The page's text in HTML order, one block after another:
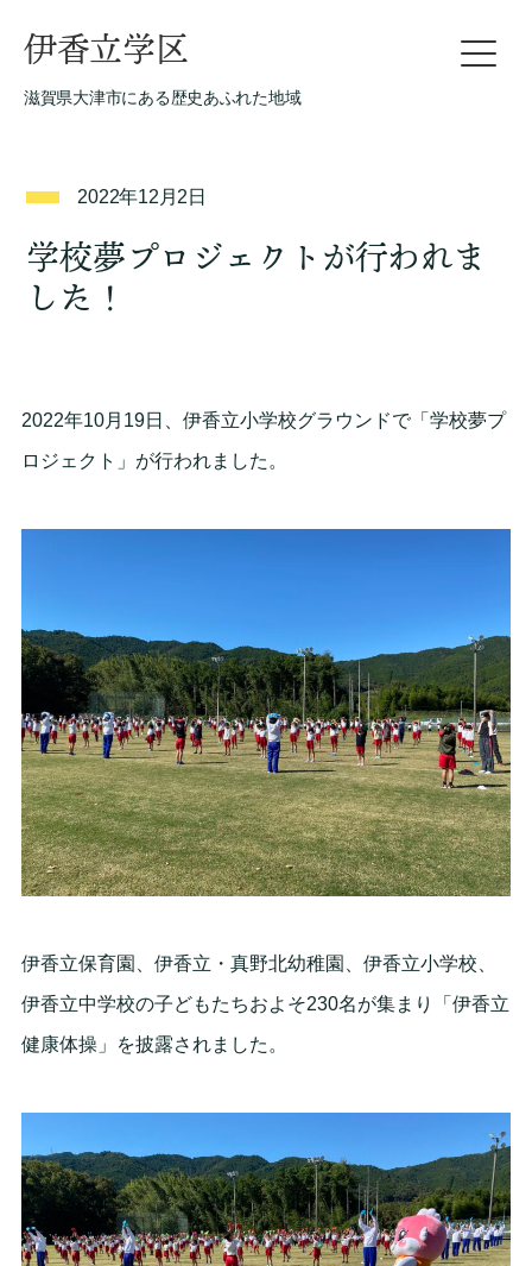
伊香立学区
滋賀県大津市にある歴史あふれた地域
2022年12月2日
学校夢プロジェクトが行われま
した！
2022年10月19日、伊香立小学校グラウンドで「学校夢プ
ロジェクト」が行われました。
伊香立保育園、伊香立・真野北幼稚園、伊香立小学校、
伊香立中学校の子どもたちおよそ230名が集まり「伊香立
健康体操」を披露されました。